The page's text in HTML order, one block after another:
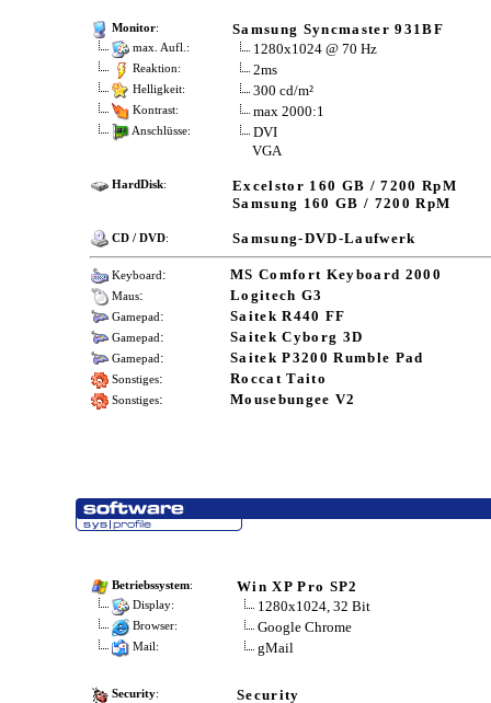
Monitor: Samsung Syncmaster 931BF
max. Aufl.: 1280x1024 @ 70 Hz
Reaktion: 2ms
Helligkeit: 300 cd/m²
Kontrast: max 2000:1
Anschlüsse:
DVI
VGA
HardDisk:
Excelstor 160 GB / 7200 RpM
Samsung 160 GB / 7200 RpM
CD / DVD: Samsung-DVD-Laufwerk
Keyboard: MS Comfort Keyboard 2000
Maus: Logitech G3
Gamepad: Saitek R440 FF
Gamepad: Saitek Cyborg 3D
Gamepad: Saitek P3200 Rumble Pad
Sonstiges: Roccat Taito
Sonstiges: Mousebungee V2
Betriebssystem: Win XP Pro SP2
Display: 1280x1024, 32 Bit
Browser: Google Chrome
Mail: gMail
Security: Security